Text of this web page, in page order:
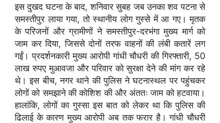
इस दुखद घटना के बाद, शनिवार सुबह जब उनका शव पटना से
समस्तीपुर लाया गया, तो स्थानीय लोग गुस्से में आ गए। मृतक
के परिजनों और ग्रामीणों ने समस्तीपुर-दरभंगा मुख्य मार्ग को
जाम कर दिया, जिससे दोनों तरफ वाहनों की लंबी कतारें लग
गईं। प्रदर्शनकारी मुख्य आरोपी गांधी चौधरी की गिरफ्तारी, 50
लाख रुपए मुआवजा और परिवार को सुरक्षा देने की मांग कर रहे
थे। इस बीच, नगर थाने की पुलिस ने घटनास्थल पर पहुंचकर
लोगों को समझाने की कोशिश की और अंततः जाम को हटवाया।
हालांकि, लोगों का गुस्सा इस बात को लेकर था कि पुलिस की
ढिलाई के कारण मुख्य आरोपी अब तक फरार है। गांधी चौधरी